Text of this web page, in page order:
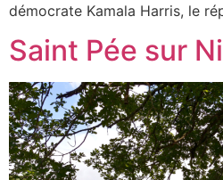
démocrate Kamala Harris, le
Saint Pée sur